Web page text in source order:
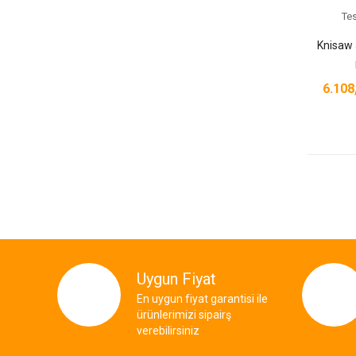
Uygun Fiyat
En uygun fiyat garantisi ile
ürünlerimizi sipairş
verebilirsiniz